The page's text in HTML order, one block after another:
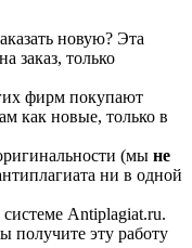
новую? Эта
заказ, только
фирм покупают
как новые, только в
(мы не
ни в одной
Аntiplagiat.ru.
получите эту работу